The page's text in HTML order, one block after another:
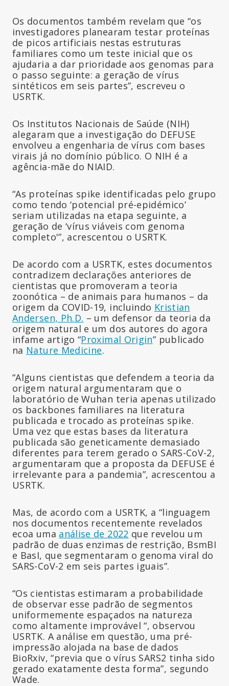
Os documentos também revelam que “os
investigadores planearam testar proteínas
de picos artificiais nestas estruturas
familiares como um teste inicial que os
ajudaria a dar prioridade aos genomas para
o passo seguinte: a geração de vírus
sintéticos em seis partes”, escreveu o
USRTK.
Os Institutos Nacionais de Saúde (NIH)
alegaram que a investigação do DEFUSE
envolveu a engenharia de vírus com bases
virais já no domínio público. O NIH é a
agência-mãe do NIAID.
“As proteínas spike identificadas pelo grupo
como tendo ‘potencial pré-epidémico’
seriam utilizadas na etapa seguinte, a
geração de ‘vírus viáveis com genoma
completo'”, acrescentou o USRTK.
De acordo com a USRTK, estes documentos
contradizem declarações anteriores de
cientistas que promoveram a teoria
zoonótica – de animais para humanos – da
origem da COVID-19, incluindo Kristian
Andersen, Ph.D. – um defensor da teoria da
origem natural e um dos autores do agora
infame artigo “Proximal Origin” publicado
na Nature Medicine.
“Alguns cientistas que defendem a teoria da
origem natural argumentaram que o
laboratório de Wuhan teria apenas utilizado
os backbones familiares na literatura
publicada e trocado as proteínas spike.
Uma vez que estas bases da literatura
publicada são geneticamente demasiado
diferentes para terem gerado o SARS-CoV-2,
argumentaram que a proposta da DEFUSE é
irrelevante para a pandemia”, acrescentou a
USRTK.
Mas, de acordo com a USRTK, a “linguagem
nos documentos recentemente revelados
ecoa uma análise de 2022 que revelou um
padrão de duas enzimas de restrição, BsmBI
e BasI, que segmentaram o genoma viral do
SARS-CoV-2 em seis partes iguais”.
“Os cientistas estimaram a probabilidade
de observar esse padrão de segmentos
uniformemente espaçados na natureza
como altamente improvável “, observou
USRTK. A análise em questão, uma pré-
impressão alojada na base de dados
BioRxiv, “previa que o vírus SARS2 tinha sido
gerado exatamente desta forma”, segundo
Wade.